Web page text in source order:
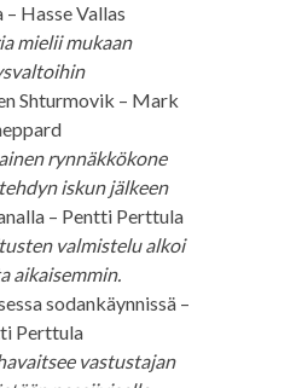
Hasse Vallas
mielii mukaan
Shturmovik – Mark
rynnäkkökone
iskun jälkeen
– Pentti Perttula
valmistelu alkoi
aikaisemmin.
sodankäynnissä –
Perttula
vastustajan